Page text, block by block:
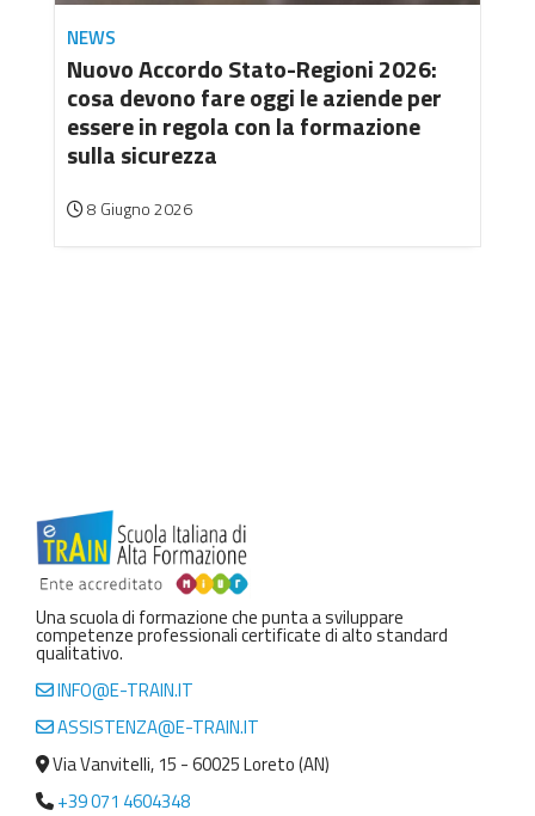
NEWS
Nuovo Accordo Stato-Regioni 2026:
cosa devono fare oggi le aziende per
essere in regola con la formazione
sulla sicurezza
8 Giugno 2026
Una scuola di formazione che punta a sviluppare
competenze professionali certificate di alto standard
qualitativo.
INFO@E-TRAIN.IT
ASSISTENZA@E-TRAIN.IT
Via Vanvitelli, 15 - 60025 Loreto (AN)
+39 071 4604348